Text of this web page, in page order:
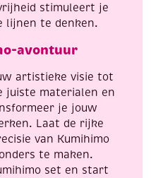
stimuleert je
lijnen te denken.
avontuur
artistieke visie tot
juiste materialen en
je jouw
Laat de rijke
van Kumihimo
te maken.
set en start